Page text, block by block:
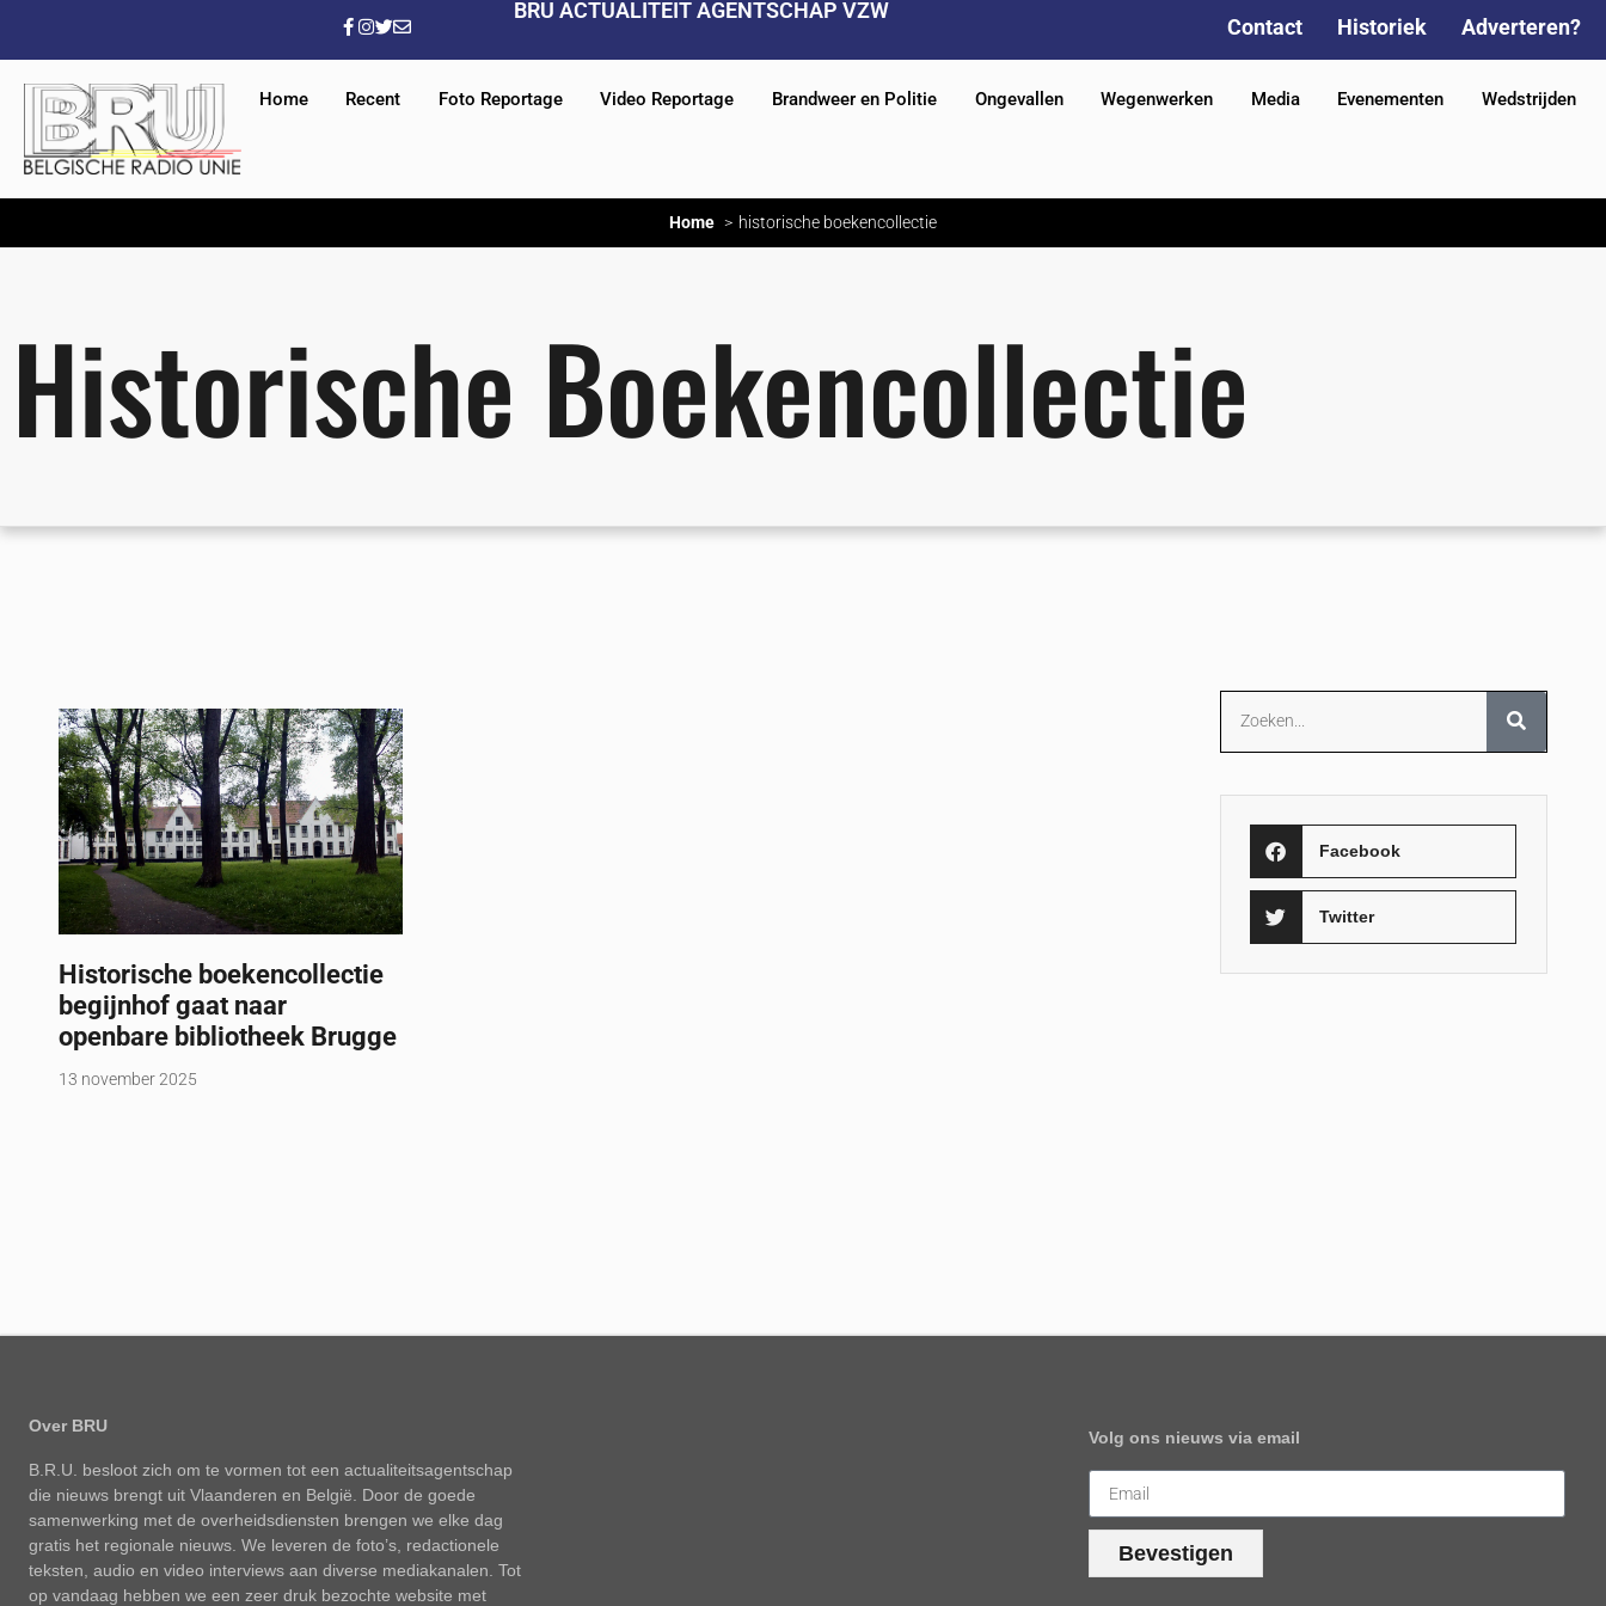
BRU ACTUALITEIT AGENTSCHAP VZW
Contact Historiek Adverteren?
Home Recent Foto Reportage Video Reportage Brandweer en Politie Ongevallen Wegenwerken Media Evenementen Wedstrijden
Home historische boekencollectie
Historische Boekencollectie
Historische boekencollectie
begijnhof gaat naar
openbare bibliotheek Brugge
13 november 2025
Facebook
Twitter
Over BRU
B.R.U. besloot zich om te vormen tot een actualiteitsagentschap
die nieuws brengt uit Vlaanderen en België. Door de goede
samenwerking met de overheidsdiensten brengen we elke dag
gratis het regionale nieuws. We leveren de foto’s, redactionele
teksten, audio en video interviews aan diverse mediakanalen. Tot
op vandaag hebben we een zeer druk bezochte website met
Volg ons nieuws via email
Bevestigen